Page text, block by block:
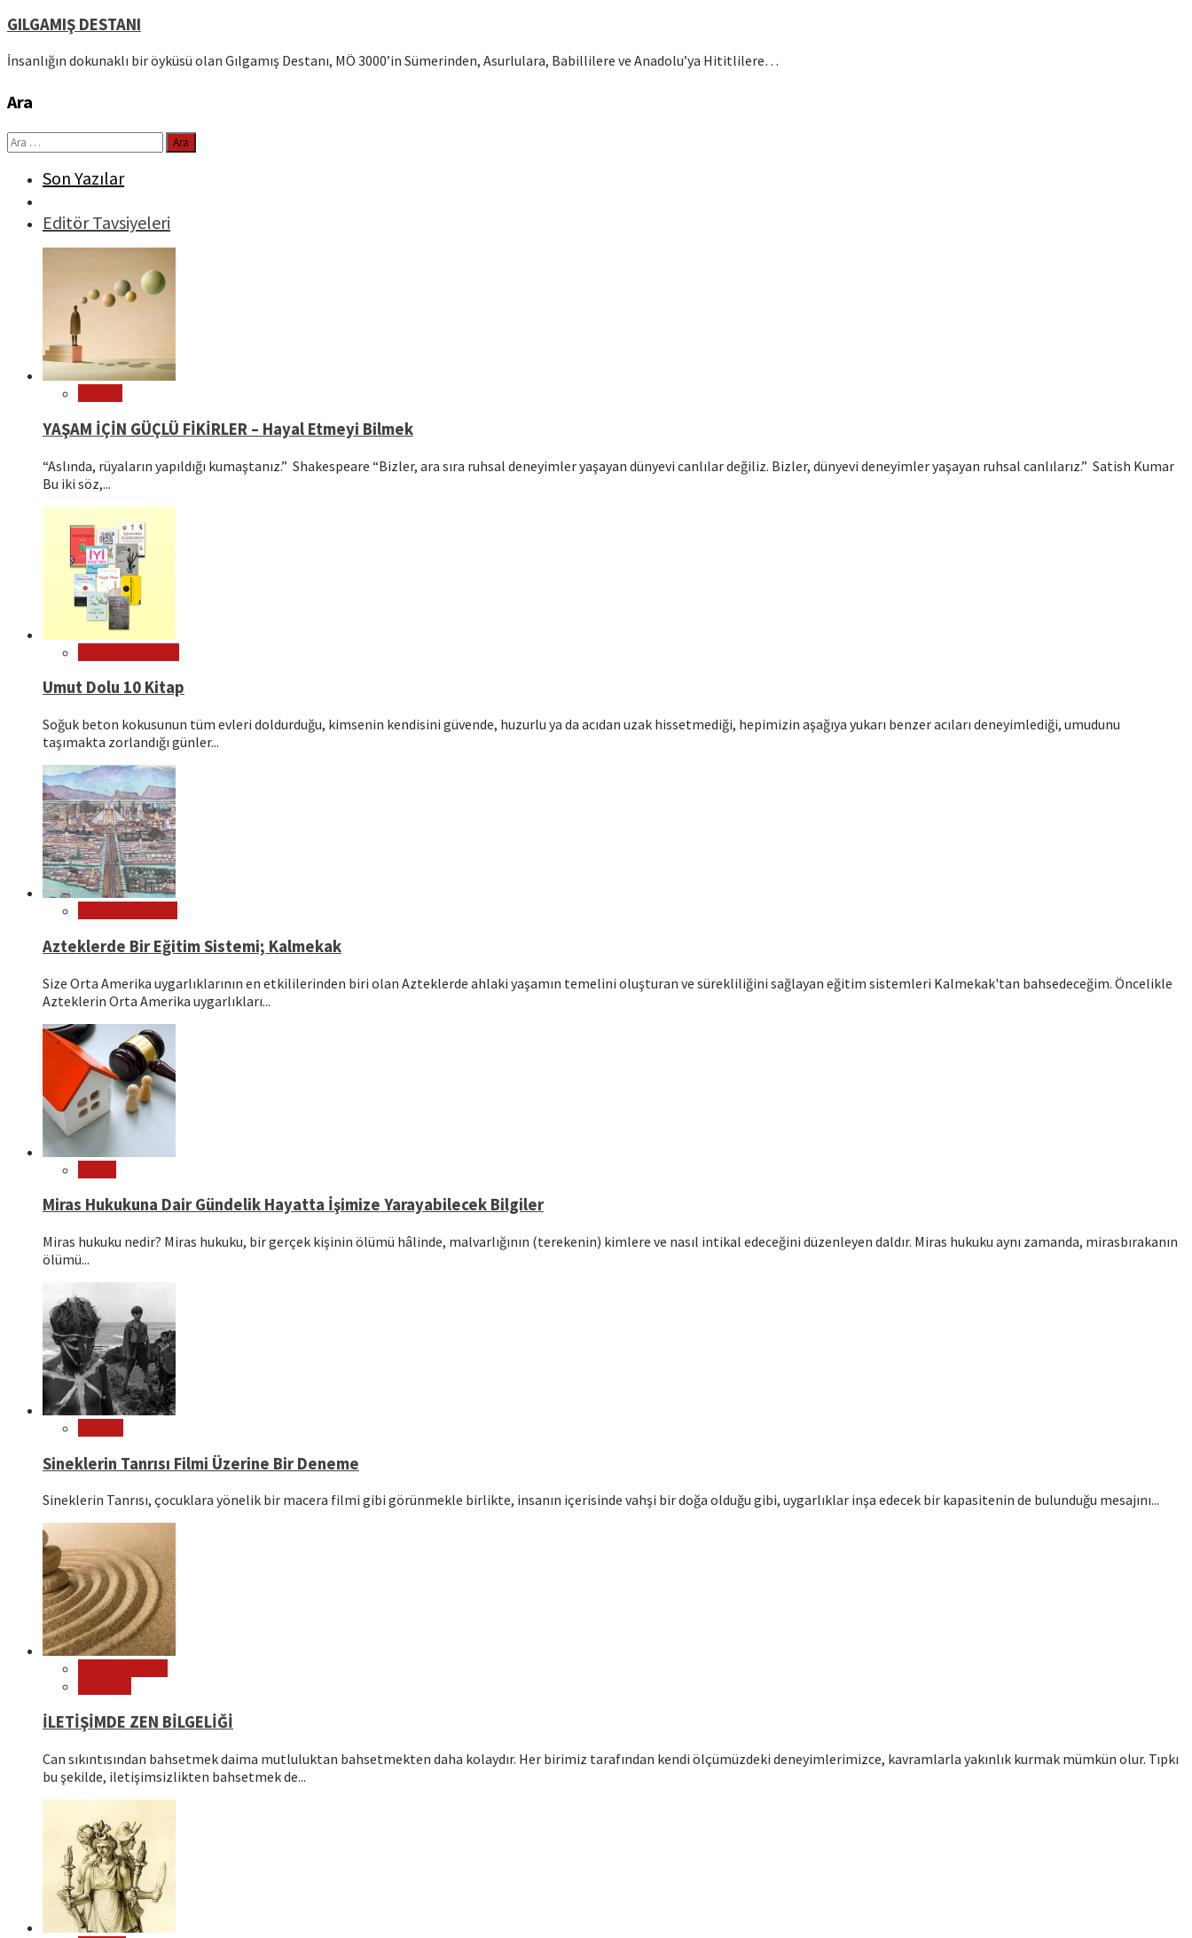
GILGAMIŞ DESTANI
İnsanlığın dokunaklı bir öyküsü olan Gılgamış Destanı, MÖ 3000’in Sümerinden, Asurlulara, Babillilere ve Anadolu’ya Hititlilere…
Ara
Arama:
Son Yazılar
Editör Tavsiyeleri
YAŞAM İÇİN GÜÇLÜ FİKİRLER – Hayal Etmeyi Bilmek
“Aslında, rüyaların yapıldığı kumaştanız.” Shakespeare “Bizler, ara sıra ruhsal deneyimler yaşayan dünyevi canlılar değiliz. Bizler, dünyevi deneyimler yaşayan ruhsal canlılarız.” Satish Kumar
Bu iki söz,...
Umut Dolu 10 Kitap
Soğuk beton kokusunun tüm evleri doldurduğu, kimsenin kendisini güvende, huzurlu ya da acıdan uzak hissetmediği, hepimizin aşağıya yukarı benzer acıları deneyimlediği, umudunu
taşımakta zorlandığı günler...
Azteklerde Bir Eğitim Sistemi; Kalmekak
Size Orta Amerika uygarlıklarının en etkililerinden biri olan Azteklerde ahlaki yaşamın temelini oluşturan ve sürekliliğini sağlayan eğitim sistemleri Kalmekak'tan bahsedeceğim. Öncelikle
Azteklerin Orta Amerika uygarlıkları...
Miras Hukukuna Dair Gündelik Hayatta İşimize Yarayabilecek Bilgiler
Miras hukuku nedir? Miras hukuku, bir gerçek kişinin ölümü hâlinde, malvarlığının (terekenin) kimlere ve nasıl intikal edeceğini düzenleyen daldır. Miras hukuku aynı zamanda, mirasbırakanın
ölümü...
Sineklerin Tanrısı Filmi Üzerine Bir Deneme
Sineklerin Tanrısı, çocuklara yönelik bir macera filmi gibi görünmekle birlikte, insanın içerisinde vahşi bir doğa olduğu gibi, uygarlıklar inşa edecek bir kapasitenin de bulunduğu mesajını...
İLETİŞİMDE ZEN BİLGELİĞİ
Can sıkıntısından bahsetmek daima mutluluktan bahsetmekten daha kolaydır. Her birimiz tarafından kendi ölçümüzdeki deneyimlerimizce, kavramlarla yakınlık kurmak mümkün olur. Tıpkı
bu şekilde, iletişimsizlikten bahsetmek de...